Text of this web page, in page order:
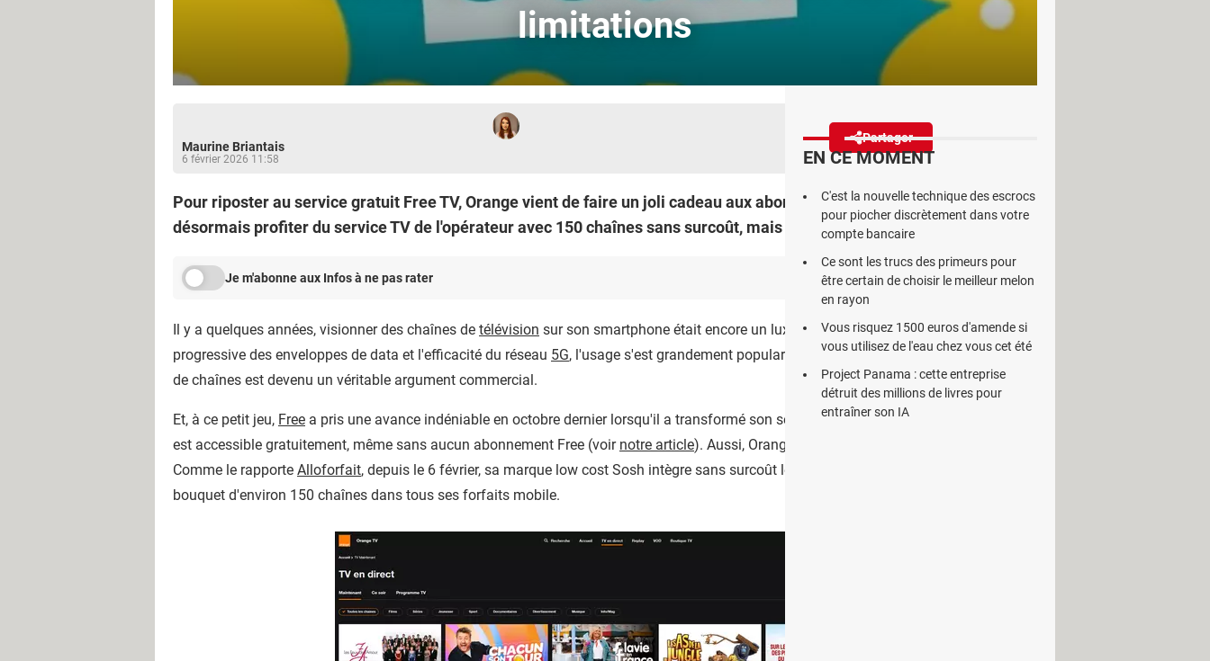
limitations
Maurine Briantais
6 février 2026 11:58
Partager
Pour riposter au service gratuit Free TV, Orange vient de faire un joli cadeau aux abonnés Sosh mobile. Ils peuvent
désormais profiter du service TV de l'opérateur avec 150 chaînes sans surcoût, mais pas sur tous les appareils.
Je m'abonne aux Infos à ne pas rater
Il y a quelques années, visionner des chaînes de télévision sur son smartphone était encore un luxe. Mais, avec l'augmentation
progressive des enveloppes de data et l'efficacité du réseau 5G, l'usage s'est grandement popularisé et l'accès à un bouquet conséquent
de chaînes est devenu un véritable argument commercial.
Et, à ce petit jeu, Free a pris une avance indéniable en octobre dernier lorsqu'il a transformé son service OQEE en Free TV, qui
est accessible gratuitement, même sans aucun abonnement Free (voir notre article). Aussi, Orange a décidé de faire un petit effort.
Comme le rapporte Alloforfait, depuis le 6 février, sa marque low cost Sosh intègre sans surcoût le service TV de l'opérateur avec 'un
bouquet d'environ 150 chaînes dans tous ses forfaits mobile.
EN CE MOMENT
C'est la nouvelle technique des escrocs
pour piocher discrètement dans votre
compte bancaire
Ce sont les trucs des primeurs pour
être certain de choisir le meilleur melon
en rayon
Vous risquez 1500 euros d'amende si
vous utilisez de l'eau chez vous cet été
Project Panama : cette entreprise
détruit des millions de livres pour
entraîner son IA